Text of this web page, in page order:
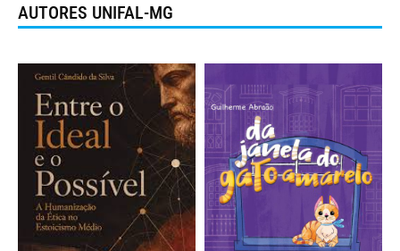
AUTORES UNIFAL-MG